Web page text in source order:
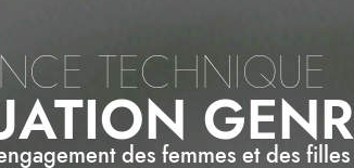
TECHNIQUE
des femmes et des